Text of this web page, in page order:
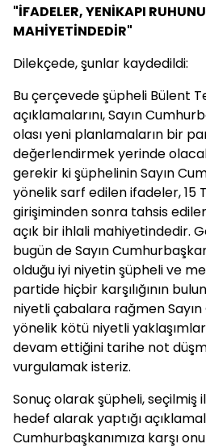
"İFADELER, YENİKAPI
MAHİYETİNDEDİR"
Dilekçede, şunlar kaydedildi:
Bu çerçevede şüpheli Bülent
açıklamalarını, Sayın
olası yeni planlamaların bir
değerlendirmek yerinde
gerekir ki şüphelinin Sayın
yönelik sarf edilen ifadeler, 15
girişiminden sonra tahsis
açık bir ihlali mahiyetindedir.
bugün de Sayın
olduğu iyi niyetin şüpheli ve
partide hiçbir karşılığının
niyetli çabalara rağmen Sayın
yönelik kötü niyetli
devam ettiğini tarihe not
vurgulamak isteriz.
Sonuç olarak şüpheli, seçilmiş
hedef alarak yaptığı
Cumhurbaşkanımıza karşı